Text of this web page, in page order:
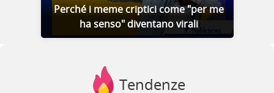
Perché i meme criptici come "per me
ha senso" diventano virali
Tendenze